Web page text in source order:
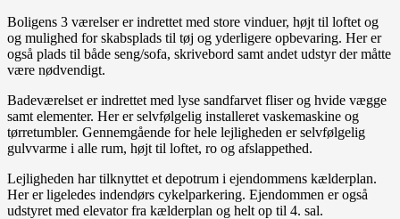
Boligens 3 værelser er indrettet med store vinduer, højt til loftet og
og mulighed for skabsplads til tøj og yderligere opbevaring. Her er
også plads til både seng/sofa, skrivebord samt andet udstyr der måtte
være nødvendigt.
Badeværelset er indrettet med lyse sandfarvet fliser og hvide vægge
samt elementer. Her er selvfølgelig installeret vaskemaskine og
tørretumbler. Gennemgående for hele lejligheden er selvfølgelig
gulvvarme i alle rum, højt til loftet, ro og afslappethed.
Lejligheden har tilknyttet et depotrum i ejendommens kælderplan.
Her er ligeledes indendørs cykelparkering. Ejendommen er også
udstyret med elevator fra kælderplan og helt op til 4. sal.